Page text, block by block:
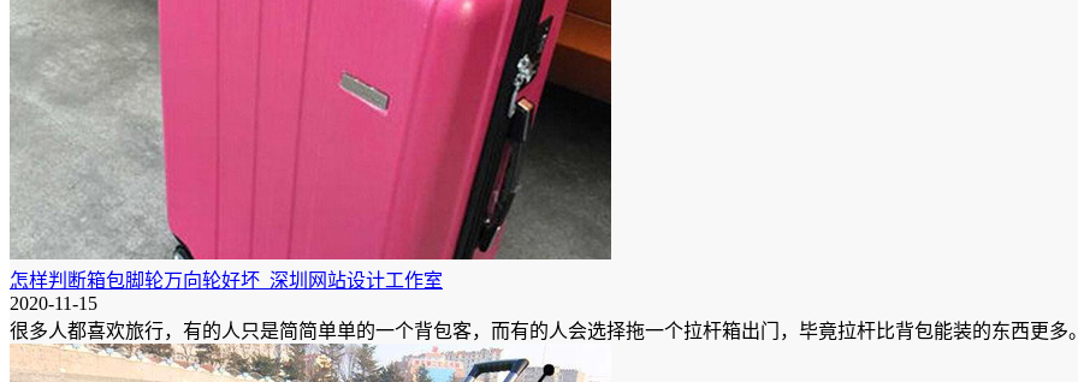
怎样判断箱包脚轮万向轮好坏_深圳网站设计工作室
2020-11-15
很多人都喜欢旅行，有的人只是简简单单的一个背包客，而有的人会选择拖一个拉杆箱出门，毕竟拉杆比背包能装的东西更多